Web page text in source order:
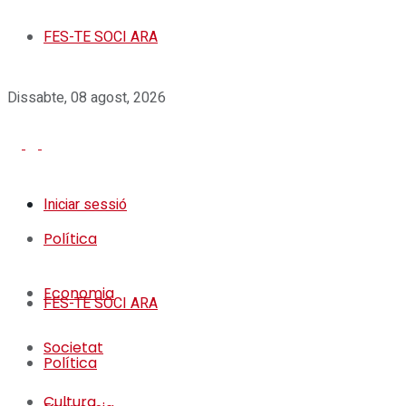
FES-TE SOCI ARA
Dissabte, 08 agost, 2026
Iniciar sessió
Política
Economia
Societat
FES-TE SOCI ARA
Política